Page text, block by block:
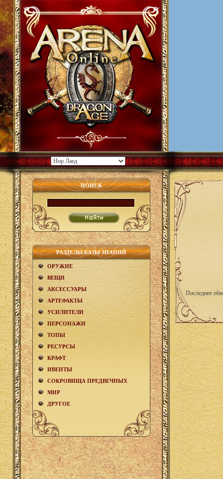
ПОИСК
РАЗДЕЛЫ БАЗЫ ЗНАНИЙ
ОРУЖИЕ
ВЕЩИ
АКCЕСCУАРЫ
АРТЕФАКТЫ
УСИЛИТЕЛИ
ПЕРСОНАЖИ
ТОПЫ
РЕСУРСЫ
КРАФТ
ИВЕНТЫ
СОКРОВИЩА ПРЕДВЕЧНЫХ
МИР
ДРУГОЕ
Последнее